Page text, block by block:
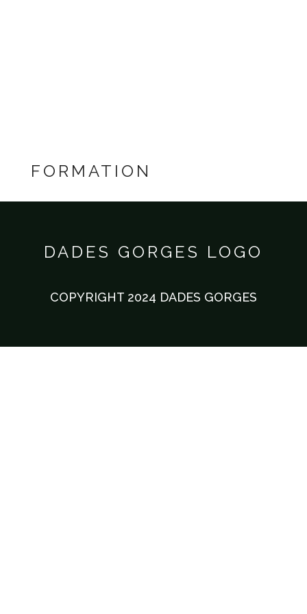
FORMATION
DADES GORGES LOGO
COPYRIGHT 2024 DADES GORGES